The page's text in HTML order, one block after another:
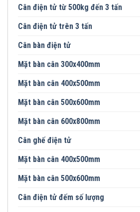
Cân điện tử từ 500kg đến 3 tấn
Cân điện tử trên 3 tấn
Cân bàn điện tử
Mặt bàn cân 300x400mm
Mặt bàn cân 400x500mm
Mặt bàn cân 500x600mm
Mặt bàn cân 600x800mm
Cân ghế điện tử
Mặt bàn cân 400x500mm
Mặt bàn cân 500x600mm
Cân điện tử đếm số lượng